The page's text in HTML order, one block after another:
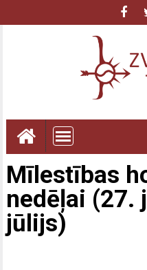
Mīlestības
nedēļai (27.
jūlijs)